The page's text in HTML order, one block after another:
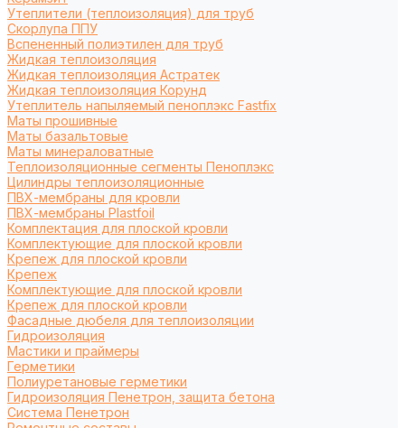
Утеплители (теплоизоляция) для труб
Cкорлупа ППУ
Вспененный полиэтилен для труб
Жидкая теплоизоляция
Жидкая теплоизоляция Астратек
Жидкая теплоизоляция Корунд
Утеплитель напыляемый пеноплэкс Fastfix
Маты прошивные
Маты базальтовые
Маты минераловатные
Теплоизоляционные сегменты Пеноплэкс
Цилиндры теплоизоляционные
ПВХ-мембраны для кровли
ПВХ-мембраны Plastfoil
Комплектация для плоской кровли
Комплектующие для плоской кровли
Крепеж для плоской кровли
Крепеж
Комплектующие для плоской кровли
Крепеж для плоской кровли
Фасадные дюбеля для теплоизоляции
Гидроизоляция
Мастики и праймеры
Герметики
Полиуретановые герметики
Гидроизоляция Пенетрон, защита бетона
Система Пенетрон